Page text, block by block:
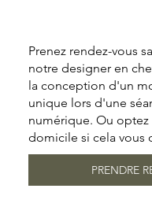
Prenez rendez-vous
notre designer en
la conception d'un
unique lors d'une
numérique. Ou
domicile si cela vous
PRENDRE